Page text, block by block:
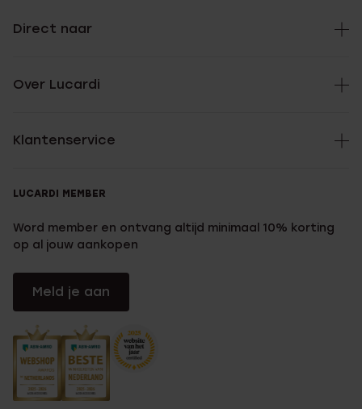
Direct naar
Over Lucardi
Klantenservice
LUCARDI MEMBER
Word member en ontvang altijd minimaal 10% korting
op al jouw aankopen
Meld je aan